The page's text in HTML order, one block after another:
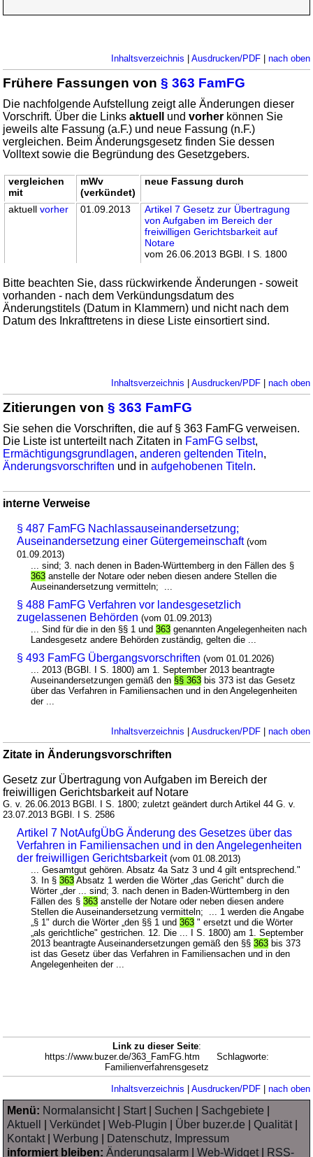
Inhaltsverzeichnis Ausdrucken/PDF| nach oben
Frühere Fassungen von§ 363 FamFG
Die nachfolgende Aufstellung zeigt alle Änderungen dieser
Vorschrift. Über die Linksaktuell undvorher können Sie
jeweils alte Fassung (a.F.) und neue Fassung (n.F.)
vergleichen. Beim Änderungsgesetz finden Sie dessen
Volltext sowie die Begründung des Gesetzgebers.
vergleichen
mit
mWv
(verkündet)
neue Fassung durch
aktuellvorher 01.09.2013
Artikel 7 Gesetz zur Übertragung
von Aufgaben im Bereich der
freiwilligen Gerichtsbarkeit auf
Notare
vom 26.06.2013 BGBl. I S. 1800
Bitte beachten Sie, dass rückwirkende Änderungen - soweit
vorhanden - nach dem Verkündungsdatum des
Änderungstitels (Datum in Klammern) und nicht nach dem
Datum des Inkrafttretens in diese Liste einsortiert sind.
Inhaltsverzeichnis Ausdrucken/PDF| nach oben
Zitierungen von§ 363 FamFG
Sie sehen die Vorschriften, die auf § 363 FamFG verweisen.
Die Liste ist unterteilt nach Zitaten in FamFG selbst,
Ermächtigungsgrundlagen,anderen geltenden Titeln,
Änderungsvorschriften und inaufgehobenen Titeln.
interne Verweise
§ 487 FamFG Nachlassauseinandersetzung;
Auseinandersetzung einer Gütergemeinschaft (vom
01.09.2013)
... sind; 3. nach denen in Baden-Württemberg in den Fällen des §
363 anstelle der Notare oder neben diesen andere Stellen die
Auseinandersetzung vermitteln; ...
§ 488 FamFG Verfahren vor landesgesetzlich
zugelassenen Behörden (vom 01.09.2013)
... Sind für die in den §§ 1 und363 genannten Angelegenheiten nach
Landesgesetz andere Behörden zuständig, gelten die ...
§ 493 FamFG Übergangsvorschriften (vom 01.01.2026)
... 2013 (BGBl. I S. 1800) am 1. September 2013 beantragte
Auseinandersetzungen gemäß den §§ 363 bis 373 ist das Gesetz
über das Verfahren in Familiensachen und in den Angelegenheiten
der ...
Inhaltsverzeichnis Ausdrucken/PDF| nach oben
Zitate in Änderungsvorschriften
Gesetz zur Übertragung von Aufgaben im Bereich der
freiwilligen Gerichtsbarkeit auf Notare
G. v. 26.06.2013 BGBl. I S. 1800; zuletzt geändert durch Artikel 44 G. v.
23.07.2013 BGBl. I S. 2586
Artikel 7 NotAufgÜbG Änderung des Gesetzes über das
Verfahren in Familiensachen und in den Angelegenheiten
der freiwilligen Gerichtsbarkeit (vom 01.08.2013)
... Gesamtgut gehören. Absatz 4a Satz 3 und 4 gilt entsprechend."
3. In §363 Absatz 1 werden die Wörter „das Gericht" durch die
Wörter „der ... sind; 3. nach denen in Baden-Württemberg in den
Fällen des §363 anstelle der Notare oder neben diesen andere
Stellen die Auseinandersetzung vermitteln; ... 1 werden die Angabe
„§ 1" durch die Wörter „den §§ 1 und363 " ersetzt und die Wörter
„als gerichtliche" gestrichen. 12. Die ... I S. 1800) am 1. September
2013 beantragte Auseinandersetzungen gemäß den §§363 bis 373
ist das Gesetz über das Verfahren in Familiensachen und in den
Angelegenheiten der ...
Link zu dieser Seite:
https://www.buzer.de/363_FamFG.htm Schlagworte:
Familienverfahrensgesetz
Inhaltsverzeichnis Ausdrucken/PDF| nach oben
Menü: Normalansicht| Start| Suchen Sachgebiete
Aktuell
|Verkündet|Web-Plugin Über buzer.de |Qualität|
Kontakt|Werbung
Datenschutz, Impressum
informiert bleiben: Änderungsalarm |Web-Widget| RSS-